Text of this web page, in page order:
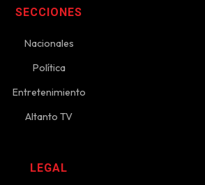
SECCIONES
Nacionales
Política
Entretenimiento
Altanto TV
LEGAL